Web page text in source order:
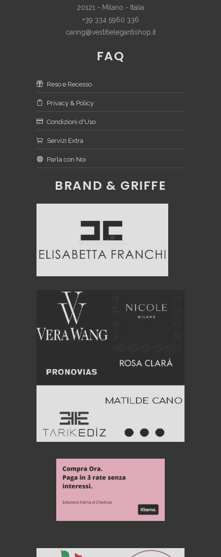
20121 - Milano - Italia
+39 334 5960 336
caring@vestitielegantishop.it
FAQ
Reso e Recesso
Privacy & Policy
Condizioni d'Uso
Servizi Extra
Parla con Noi
BRAND & GRIFFE